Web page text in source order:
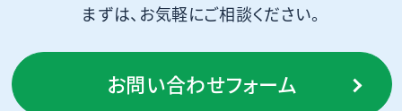
まずは、お気軽にご相談ください。
お問い合わせフォーム